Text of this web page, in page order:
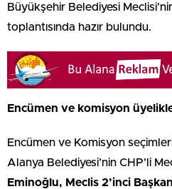
Büyükşehir Belediyesi
toplantısında hazır bulundu.
Encümen ve komisyon
Encümen ve Komisyon
Alanya Belediyesi’nin CHP’li
Eminoğlu, Meclis 2’inci